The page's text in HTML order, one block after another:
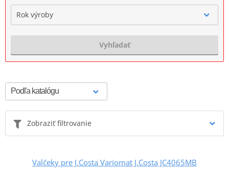
Rok výroby
Vyhľadať
Zobraziť filtrovanie
Valčeky pre J.Costa Variomat J.Costa JC4065MB